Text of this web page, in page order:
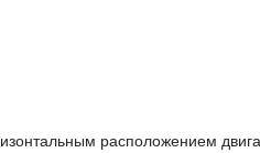
расположением